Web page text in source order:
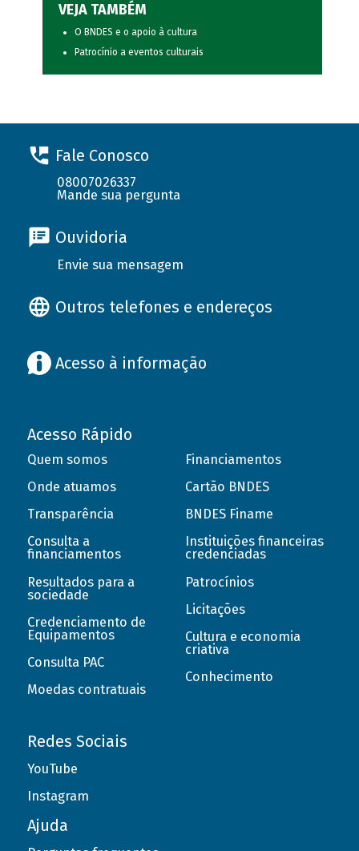
VEJA TAMBÉM
O BNDES e o apoio à cultura
Patrocínio a eventos culturais
Fale Conosco
08007026337
Mande sua pergunta
Ouvidoria
Envie sua mensagem
Outros telefones e endereços
Acesso à informação
Acesso Rápido
Quem somos
Onde atuamos
Transparência
Consulta a
financiamentos
Resultados para a
sociedade
Credenciamento de
Equipamentos
Consulta PAC
Moedas contratuais
Financiamentos
Cartão BNDES
BNDES Finame
Instituições financeiras
credenciadas
Patrocínios
Licitações
Cultura e economia
criativa
Conhecimento
Redes Sociais
YouTube
Instagram
Ajuda